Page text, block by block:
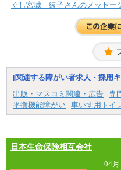
ぐし宮城 綾子さんのメッセー
[関連する障がい者求人・採用
出版・マスコミ関連・広告 専
平衡機能障がい 車いす用トイ
日本生命保険相互会社
04